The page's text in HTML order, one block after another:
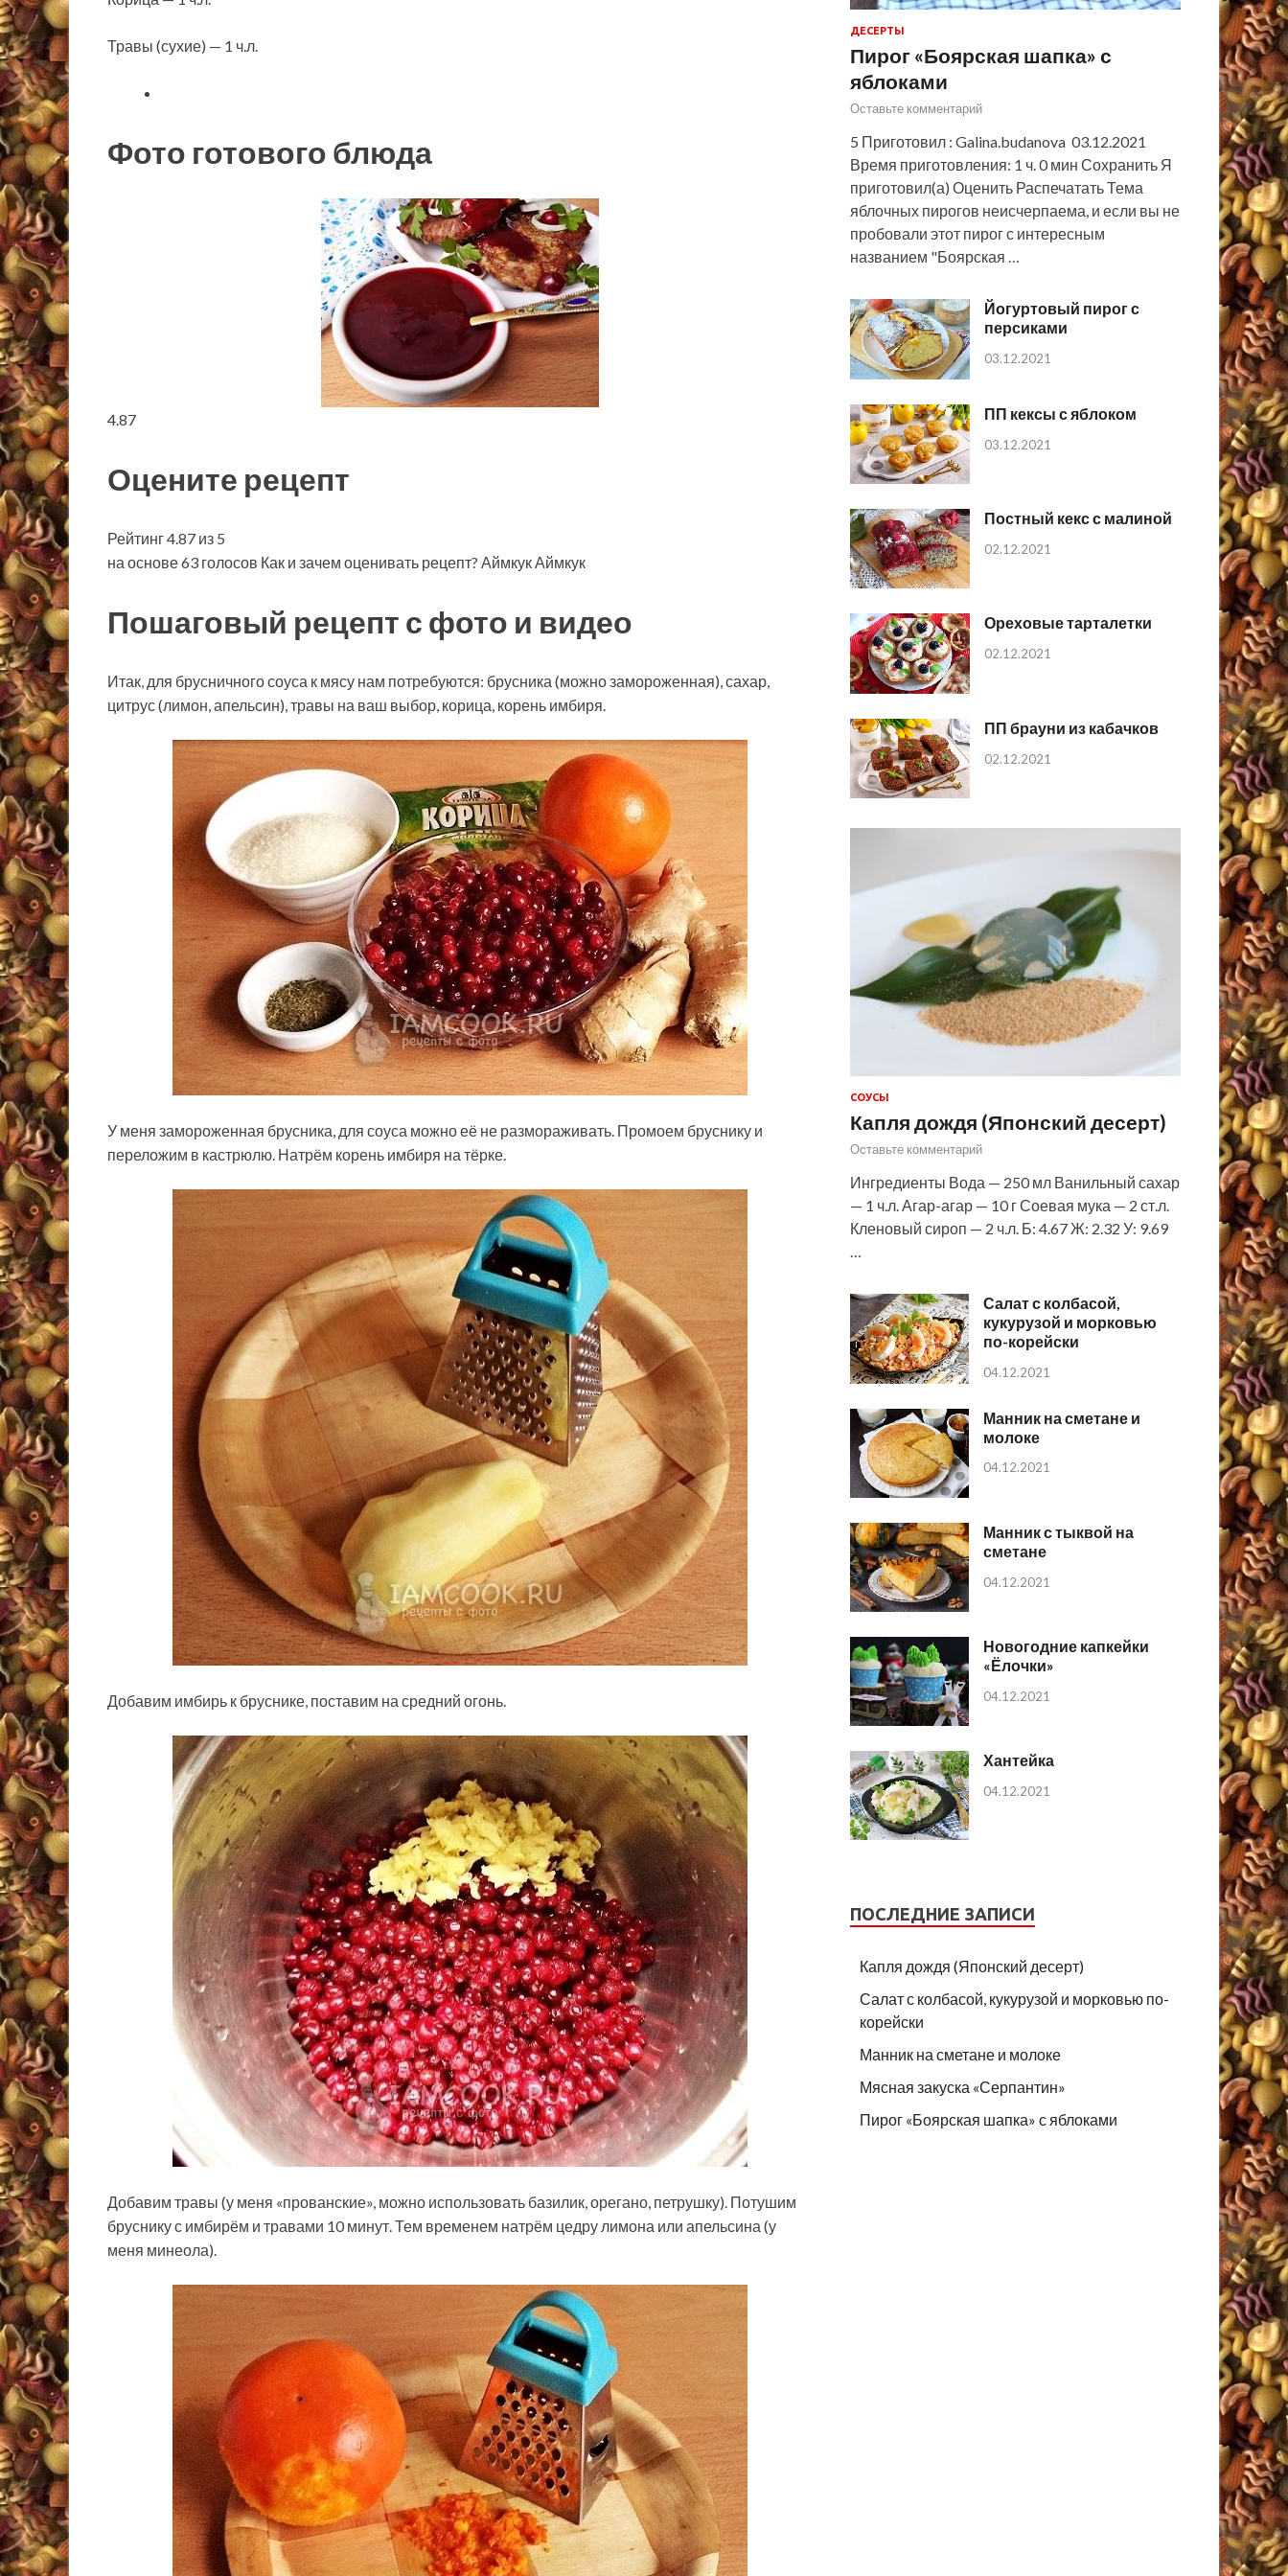
Травы (сухие) — 1 ч.л.
Фото готового блюда
4.87
Оцените рецепт
Рейтинг 4.87 из 5
на основе 63 голосов Как и зачем оценивать рецепт? Аймкук Аймкук
Пошаговый рецепт с фото и видео
Итак, для брусничного соуса к мясу нам потребуются: брусника (можно замороженная), сахар,
цитрус (лимон, апельсин), травы на ваш выбор, корица, корень имбиря.
У меня замороженная брусника, для соуса можно её не размораживать. Промоем бруснику и
переложим в кастрюлю. Натрём корень имбиря на тёрке.
Добавим имбирь к бруснике, поставим на средний огонь.
Добавим травы (у меня «прованские», можно использовать базилик, орегано, петрушку). Потушим
бруснику с имбирём и травами 10 минут. Тем временем натрём цедру лимона или апельсина (у
меня минеола).
ДЕСЕРТЫ
Пирог «Боярская шапка» с
яблоками
Оставьте комментарий
5 Приготовил : Galina.budanova 03.12.2021
Время приготовления: 1 ч. 0 мин Сохранить Я
приготовил(а) Оценить Распечатать Тема
яблочных пирогов неисчерпаема, и если вы не
пробовали этот пирог с интересным
названием "Боярская …
Йогуртовый пирог с
персиками
03.12.2021
ПП кексы с яблоком
03.12.2021
Постный кекс с малиной
02.12.2021
Ореховые тарталетки
02.12.2021
ПП брауни из кабачков
02.12.2021
СОУСЫ
Капля дождя (Японский десерт)
Оставьте комментарий
Ингредиенты Вода — 250 мл Ванильный сахар
— 1 ч.л. Агар-агар — 10 г Соевая мука — 2 ст.л.
Кленовый сироп — 2 ч.л. Б: 4.67 Ж: 2.32 У: 9.69
…
Салат с колбасой,
кукурузой и морковью
по-корейски
04.12.2021
Манник на сметане и
молоке
04.12.2021
Манник с тыквой на
сметане
04.12.2021
Новогодние капкейки
«Ёлочки»
04.12.2021
Хантейка
04.12.2021
ПОСЛЕДНИЕ ЗАПИСИ
Капля дождя (Японский десерт)
Салат с колбасой, кукурузой и морковью по-
корейски
Манник на сметане и молоке
Мясная закуска «Серпантин»
Пирог «Боярская шапка» с яблоками